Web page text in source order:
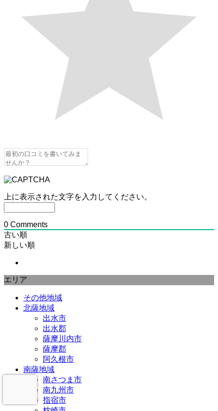
上に表示された文字を入力してください。
0 Comments
古い順
新しい順
エリア
その他地域
北薩地域
出水市
出水郡
薩摩川内市
薩摩郡
阿久根市
南薩地域
南さつま市
南九州市
指宿市